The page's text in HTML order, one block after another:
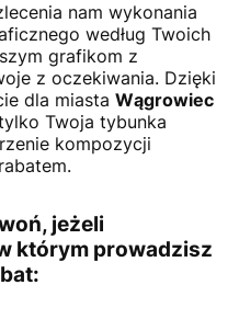
nam wykonania
według Twoich
grafikom z
z oczekiwania. Dzięki
dla miasta Wągrowiec
Twoja tybunka
kompozycji
jeżeli
którym prowadzisz